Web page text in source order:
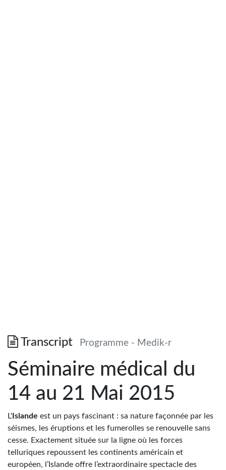
Transcript Programme - Medik-r
Séminaire médical du
14 au 21 Mai 2015
L' Islande est un pays fascinant : sa nature façonnée par les
séismes, les éruptions et les fumerolles se renouvelle sans
cesse. Exactement située sur la ligne où les forces
telluriques repoussent les continents américain et
européen, l’Islande offre l’extraordinaire spectacle des